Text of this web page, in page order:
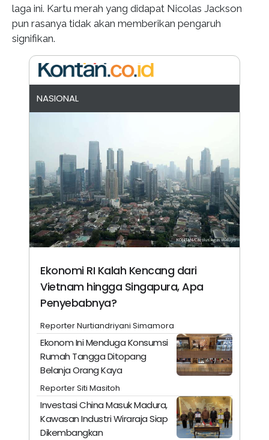
laga ini. Kartu merah yang didapat Nicolas Jackson
pun rasanya tidak akan memberikan pengaruh
signifikan.
NASIONAL
Ekonomi RI Kalah Kencang dari
Vietnam hingga Singapura, Apa
Penyebabnya?
Reporter Nurtiandriyani Simamora
Ekonom Ini Menduga Konsumsi
Rumah Tangga Ditopang
Belanja Orang Kaya
Reporter Siti Masitoh
Investasi China Masuk Madura,
Kawasan Industri Wiraraja Siap
Dikembangkan